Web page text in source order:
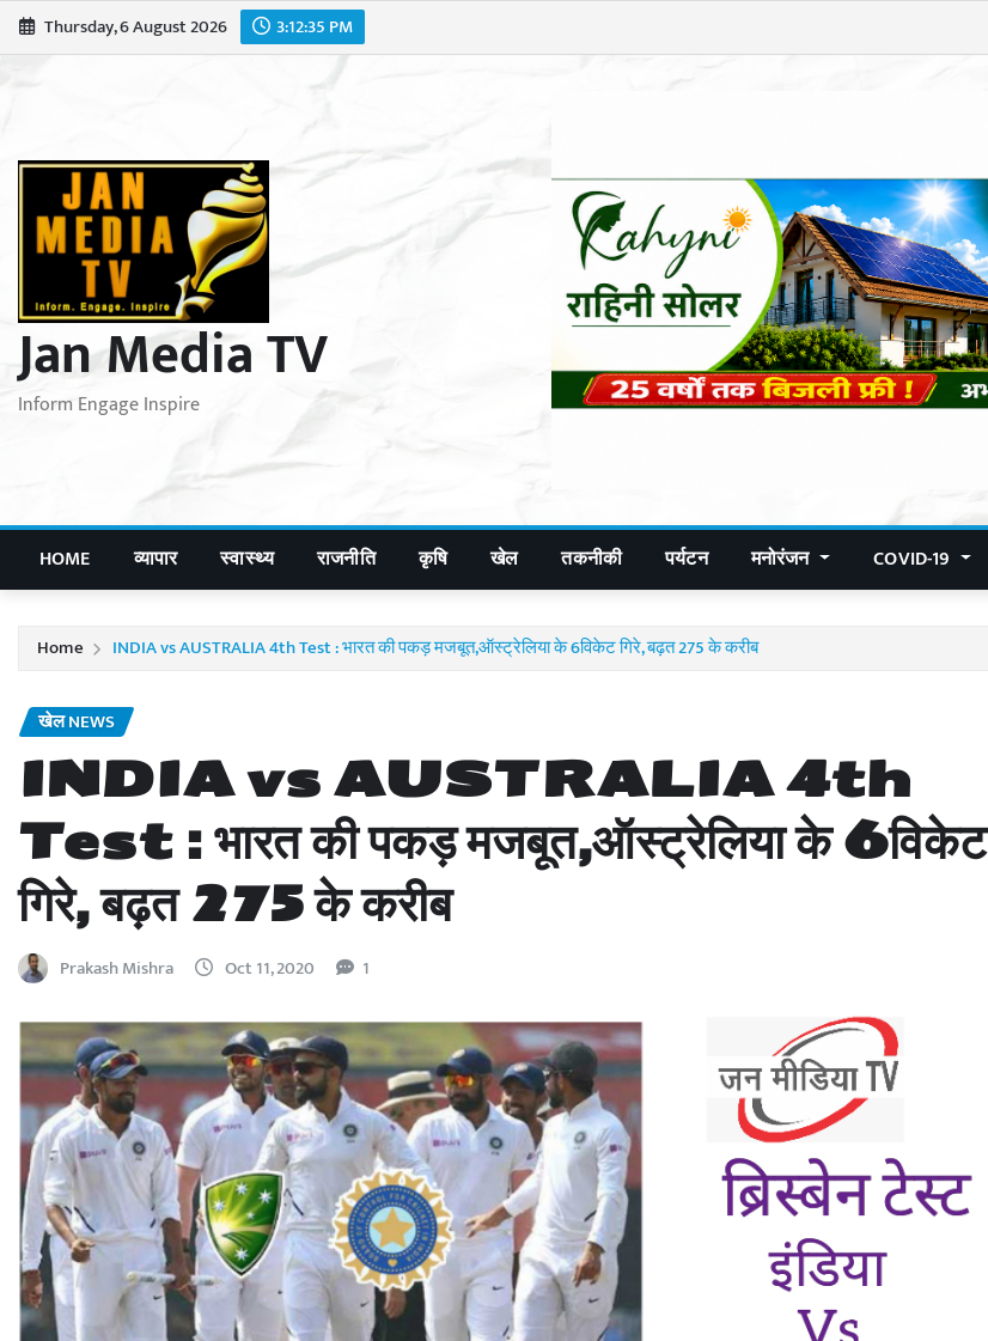
Skip
to
Thursday, 6 August 2026 3:12:36 PM
Jan Media TV
Inform Engage Inspire
HOME व्यापार स्वास्थ्य राजनीति कृषि खेल तकनीकी पर्यटन मनोरंजन COVID-19
Home INDIA vs AUSTRALIA 4th Test : भारत की पकड़ मजबूत,ऑस्ट्रेलिया के 6विकेट गिरे, बढ़त 275 के करीब
खेल NEWS
INDIA vs AUSTRALIA 4th
Test : भारत की पकड़ मजबूत,ऑस्ट्रेलिया के 6विकेट
गिरे, बढ़त 275 के करीब
Prakash Mishra Oct 11, 2020 1